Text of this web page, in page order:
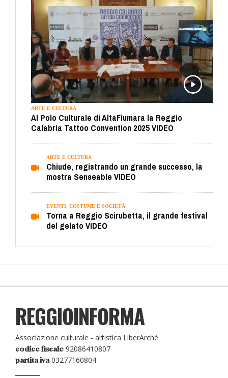
ARTE E CULTURA
Al Polo Culturale di AltaFiumara la Reggio
Calabria Tattoo Convention 2025 VIDEO
ARTE E CULTURA
Chiude, registrando un grande successo, la
mostra Senseable VIDEO
EVENTI, COSTUME E SOCIETÀ
Torna a Reggio Scirubetta, il grande festival
del gelato VIDEO
REGGIOINFORMA
Associazione culturale - artistica LiberArché
codice fiscale 92086410807
partita iva03277160804